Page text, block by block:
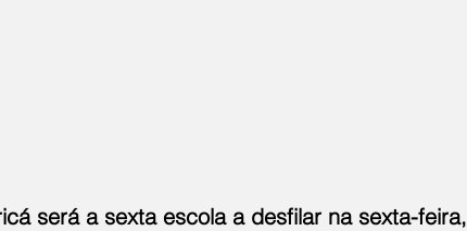
será a sexta escola a desfilar na sexta-feira,